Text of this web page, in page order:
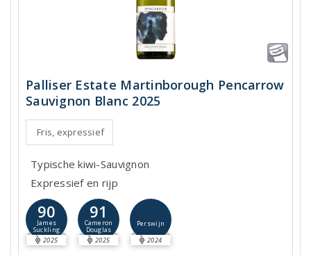
Palliser Estate Martinborough Pencarrow
Sauvignon Blanc 2025
Fris, expressief
Typische kiwi-Sauvignon
Expressief en rijp
90
James
Suckling
2025
91
Cameron
Douglas
2025
Perswijn
2024